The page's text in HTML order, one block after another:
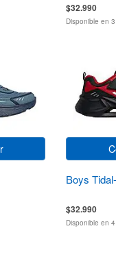
$32.990
Disponible en
Boys
$32.990
Disponible en